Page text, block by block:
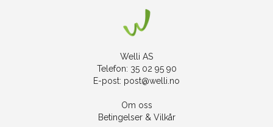
Welli AS
Telefon: 35 02 95 90
E-post: post@welli.no
Om oss
Betingelser & Vilkår